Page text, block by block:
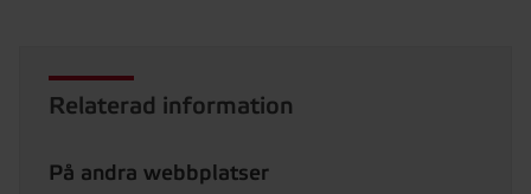
Relaterad information
På andra webbplatser